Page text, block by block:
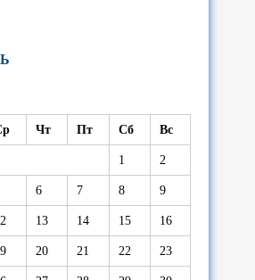
Чт Пт Сб Вс
1 2
6 7 8 9
13 14 15 16
20 21 22 23